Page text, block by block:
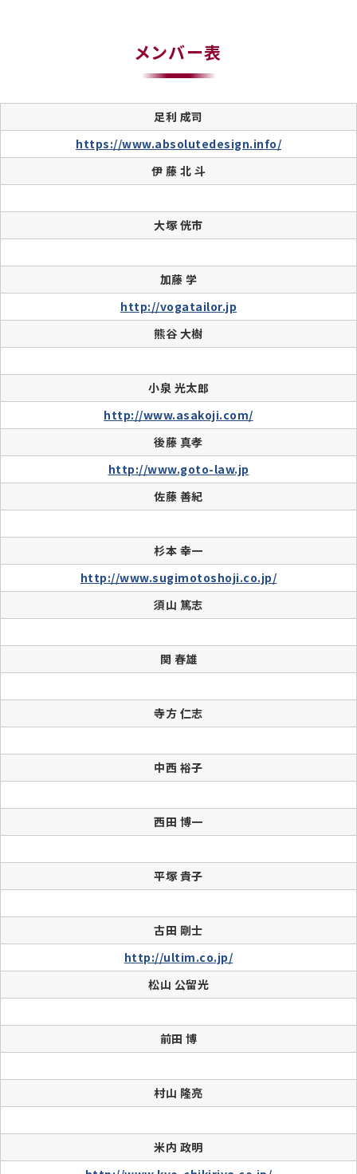
メンバー表
足利 成司
https://www.absolutedesign.info/
伊 藤 北 斗
大塚 侊市
加藤 学
http://vogatailor.jp
熊谷 大樹
小泉 光太郎
http://www.asakoji.com/
後藤 真孝
http://www.goto-law.jp
佐藤 善紀
杉本 幸一
http://www.sugimotoshoji.co.jp/
須山 篤志
関 春雄
寺方 仁志
中西 裕子
西田 博一
平塚 貴子
古田 剛士
http://ultim.co.jp/
松山 公留光
前田 博
村山 隆亮
米内 政明